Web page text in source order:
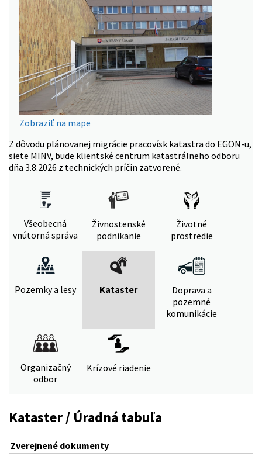
Zobraziť na mape
Z dôvodu plánovanej migrácie pracovísk katastra do EGON-u,
siete MINV, bude klientské centrum katastrálneho odboru
dňa 3.8.2026 z technických príčin zatvorené.
Všeobecná
vnútorná správa
Živnostenské
podnikanie
Životné
prostredie
Pozemky a lesy Kataster
Doprava a
pozemné
komunikácie
Organizačný
odbor
Krízové riadenie
Kataster / Úradná tabuľa
Zverejnené dokumenty